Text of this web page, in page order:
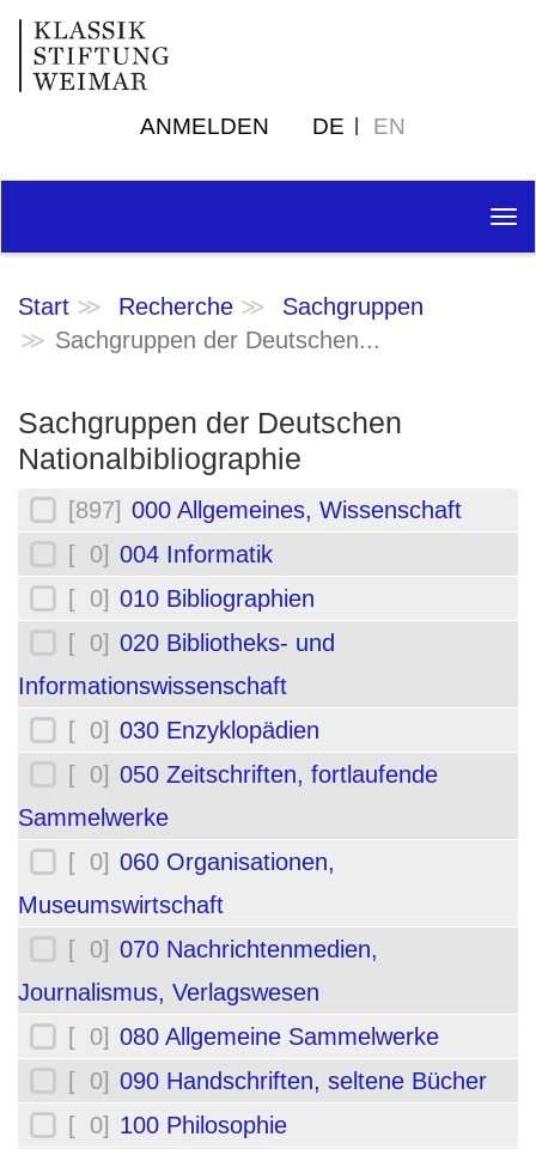
ANMELDEN DE EN
Start Recherche
Sachgruppen
Sachgruppen der Deutschen...
Sachgruppen der Deutschen
Nationalbibliographie
[897] 000 Allgemeines, Wissenschaft
[ 0] 004 Informatik
[ 0] 010 Bibliographien
[ 0] 020 Bibliotheks- und
Informationswissenschaft
[ 0] 030 Enzyklopädien
[ 0] 050 Zeitschriften, fortlaufende
Sammelwerke
[ 0] 060 Organisationen,
Museumswirtschaft
[ 0] 070 Nachrichtenmedien,
Journalismus, Verlagswesen
[ 0] 080 Allgemeine Sammelwerke
[ 0] 090 Handschriften, seltene Bücher
[ 0] 100 Philosophie